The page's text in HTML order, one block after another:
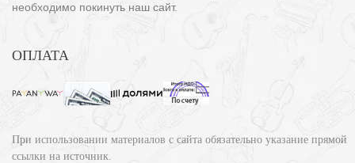
необходимо покинуть наш сайт.
ОПЛАТА
При использовании материалов с сайта обязательно указание прямой
ссылки на источник.